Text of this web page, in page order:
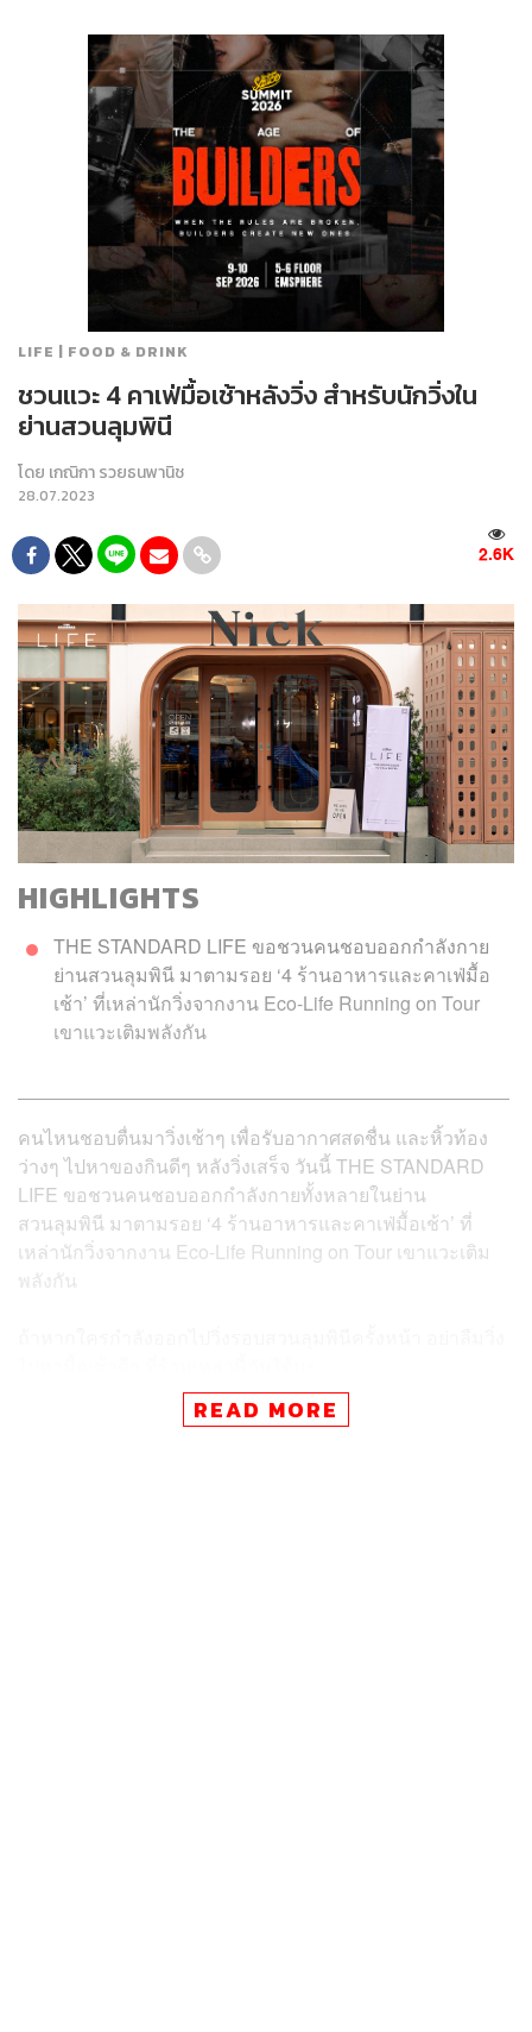
LIFE | FOOD & DRINK
ชวนแวะ 4 คาเฟ่มื้อเช้าหลังวิ่ง สำหรับนักวิ่งใน
ย่านสวนลุมพินี
โดย เกณิกา รวยธนพานิช
28.07.2023
2.6K
HIGHLIGHTS
THE STANDARD LIFE ขอชวนคนชอบออกกำลังกาย
ย่านสวนลุมพินี มาตามรอย ‘4 ร้านอาหารและคาเฟ่มื้อ
เช้า’ ที่เหล่านักวิ่งจากงาน Eco-Life Running on Tour
เขาแวะเติมพลังกัน
คนไหนชอบตื่นมาวิ่งเช้าๆ เพื่อรับอากาศสดชื่น และหิ้วท้อง
ว่างๆ ไปหาของกินดีๆ หลังวิ่งเสร็จ วันนี้ THE STANDARD
LIFE ขอชวนคนชอบออกกำลังกายทั้งหลายในย่าน
สวนลุมพินี มาตามรอย ‘4 ร้านอาหารและคาเฟ่มื้อเช้า’ ที่
เหล่านักวิ่งจากงาน Eco-Life Running on Tour เขาแวะเติม
พลังกัน
READ MORE